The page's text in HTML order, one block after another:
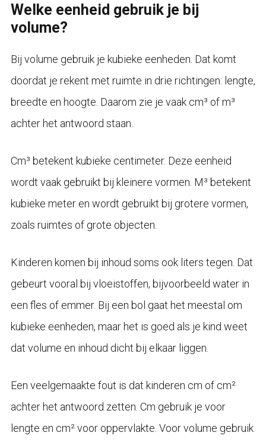
Welke eenheid gebruik je bij
volume?
Bij volume gebruik je kubieke eenheden. Dat komt
doordat je rekent met ruimte in drie richtingen: lengte,
breedte en hoogte. Daarom zie je vaak cm³ of m³
achter het antwoord staan.
Cm³ betekent kubieke centimeter. Deze eenheid
wordt vaak gebruikt bij kleinere vormen. M³ betekent
kubieke meter en wordt gebruikt bij grotere vormen,
zoals ruimtes of grote objecten.
Kinderen komen bij inhoud soms ook liters tegen. Dat
gebeurt vooral bij vloeistoffen, bijvoorbeeld water in
een fles of emmer. Bij een bol gaat het meestal om
kubieke eenheden, maar het is goed als je kind weet
dat volume en inhoud dicht bij elkaar liggen.
Een veelgemaakte fout is dat kinderen cm of cm²
achter het antwoord zetten. Cm gebruik je voor
lengte en cm² voor oppervlakte. Voor volume gebruik